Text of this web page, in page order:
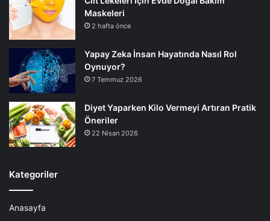
Maskeleri
2 hafta önce
Yapay Zeka İnsan Hayatında Nasıl Rol
Oynuyor?
7 Temmuz 2026
Diyet Yaparken Kilo Vermeyi Artıran Pratik
Öneriler
22 Nisan 2026
Kategoriler
Anasayfa